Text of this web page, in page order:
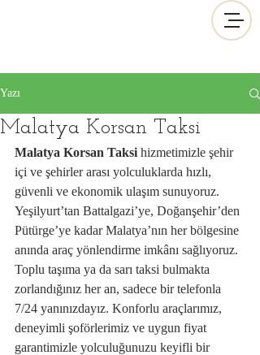
Yazı
Malatya Korsan Taksi
Malatya Korsan Taksi hizmetimizle şehir
içi ve şehirler arası yolculuklarda hızlı,
güvenli ve ekonomik ulaşım sunuyoruz.
Yeşilyurt’tan Battalgazi’ye, Doğanşehir’den
Pütürge’ye kadar Malatya’nın her bölgesine
anında araç yönlendirme imkânı sağlıyoruz.
Toplu taşıma ya da sarı taksi bulmakta
zorlandığınız her an, sadece bir telefonla
7/24 yanınızdayız. Konforlu araçlarımız,
deneyimli şoförlerimiz ve uygun fiyat
garantimizle yolculuğunuzu keyifli bir